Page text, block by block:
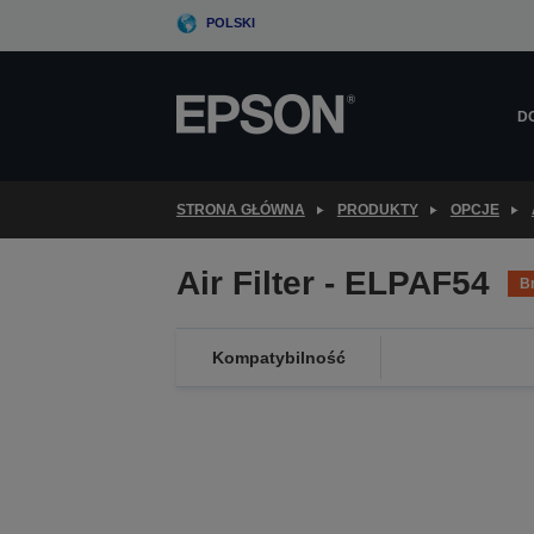
POLSKI
STRONA GŁÓWNA PRODUKTY OPCJE
Air Filter - ELPAF54
Kompatybilność